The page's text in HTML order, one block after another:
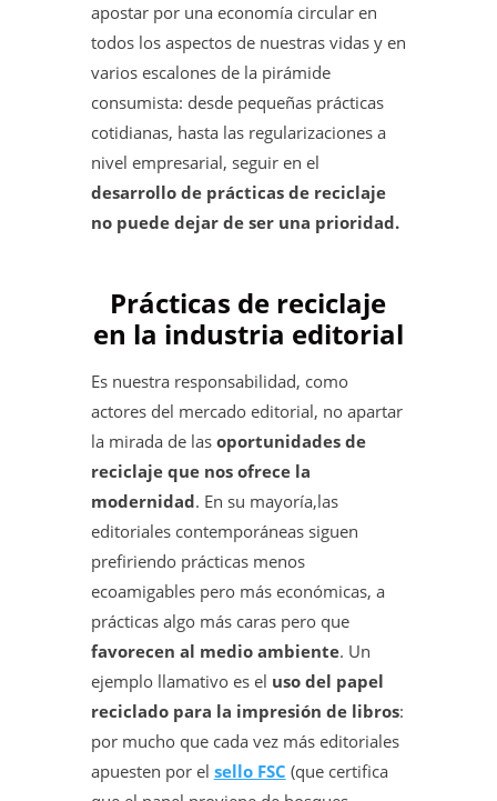
apostar por una economía circular en
todos los aspectos de nuestras vidas y en
varios escalones de la pirámide
consumista: desde pequeñas prácticas
cotidianas, hasta las regularizaciones a
nivel empresarial, seguir en el
desarrollo de prácticas de reciclaje
no puede dejar de ser una prioridad.
Prácticas de reciclaje
en la industria editorial
Es nuestra responsabilidad, como
actores del mercado editorial, no apartar
la mirada de las oportunidades de
reciclaje que nos ofrece la
modernidad. En su mayoría,las
editoriales contemporáneas siguen
prefiriendo prácticas menos
ecoamigables pero más económicas, a
prácticas algo más caras pero que
favorecen al medio ambiente. Un
ejemplo llamativo es el uso del papel
reciclado para la impresión de libros:
por mucho que cada vez más editoriales
apuesten por el sello FSC (que certifica